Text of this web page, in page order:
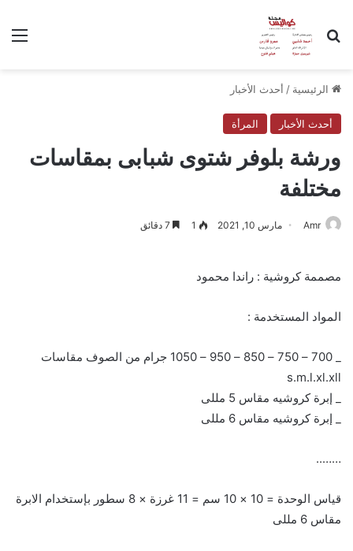
بحث عن
الرئيسية / أحدث الأخبار
أحدث الأخبار المرأة
ورشة بلوفر شتوى شبابى بمقاسات
مختلفة
Amr مارس 10, 2021 1
مصممة كروشية : راندا محمود
المواد المستخدمة :
_ 700 – 750 – 850 – 950 – 1050 جرام من الصوف مقاسات
s.m.l.xl.xll
_ إبرة كروشيه مقاس 5 مللى
_ إبرة كروشيه مقاس 6 مللى
……..
قياس الوحدة = 10 × 10 سم = 11 غرزة × 8 سطور بإستخدام الابرة
مقاس 6 مللى